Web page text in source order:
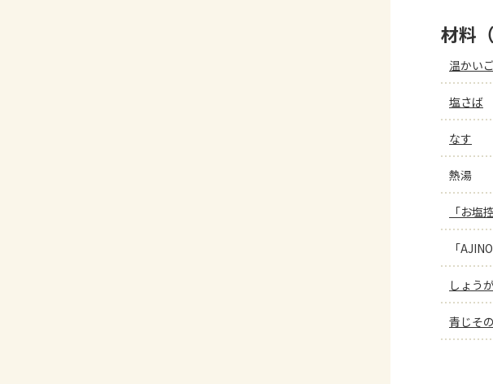
材料
温かい
塩さば
なす
熱湯
「お塩
「
しょう
青じそ